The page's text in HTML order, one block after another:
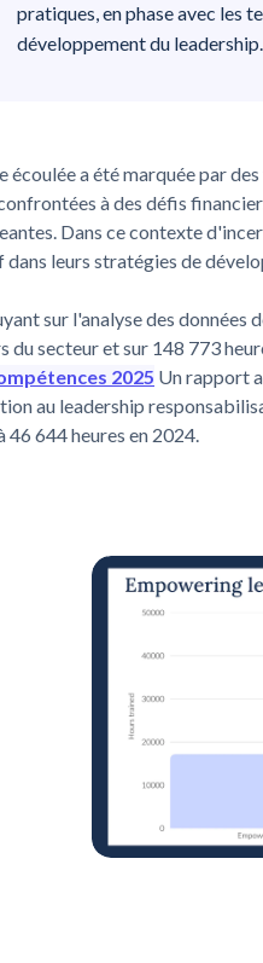
pratiques, en phase avec les
développement du leadership.
écoulée a été marquée par
à des défis
Dans ce contexte
dans leurs stratégies de
sur l'analyse des données
du secteur et sur 148 773
2025 Un rapport
au leadership
46 644 heures en 2024.